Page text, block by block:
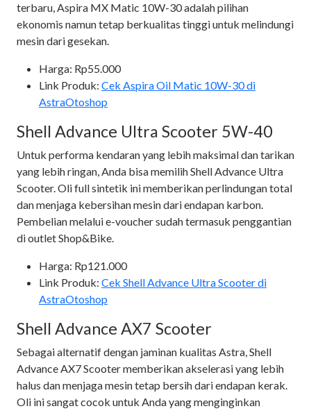
terbaru, Aspira MX Matic 10W-30 adalah pilihan
ekonomis namun tetap berkualitas tinggi untuk melindungi
mesin dari gesekan.
Harga: Rp55.000
Link Produk: Cek Aspira Oil Matic 10W-30 di
AstraOtoshop
Shell Advance Ultra Scooter 5W-40
Untuk performa kendaran yang lebih maksimal dan tarikan
yang lebih ringan, Anda bisa memilih Shell Advance Ultra
Scooter. Oli full sintetik ini memberikan perlindungan total
dan menjaga kebersihan mesin dari endapan karbon.
Pembelian melalui e-voucher sudah termasuk penggantian
di outlet Shop&Bike.
Harga: Rp121.000
Link Produk: Cek Shell Advance Ultra Scooter di
AstraOtoshop
Shell Advance AX7 Scooter
Sebagai alternatif dengan jaminan kualitas Astra, Shell
Advance AX7 Scooter memberikan akselerasi yang lebih
halus dan menjaga mesin tetap bersih dari endapan kerak.
Oli ini sangat cocok untuk Anda yang menginginkan